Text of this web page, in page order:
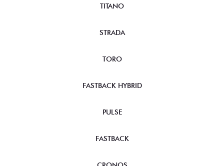
TITANO
STRADA
TORO
FASTBACK HYBRID
PULSE
FASTBACK